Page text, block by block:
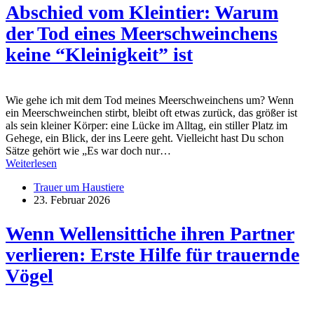
Abschied vom Kleintier: Warum
der Tod eines Meerschweinchens
keine “Kleinigkeit” ist
Wie gehe ich mit dem Tod meines Meerschweinchens um? Wenn
ein Meerschweinchen stirbt, bleibt oft etwas zurück, das größer ist
als sein kleiner Körper: eine Lücke im Alltag, ein stiller Platz im
Gehege, ein Blick, der ins Leere geht. Vielleicht hast Du schon
Sätze gehört wie „Es war doch nur…
Weiterlesen
Trauer um Haustiere
23. Februar 2026
Wenn Wellensittiche ihren Partner
verlieren: Erste Hilfe für trauernde
Vögel